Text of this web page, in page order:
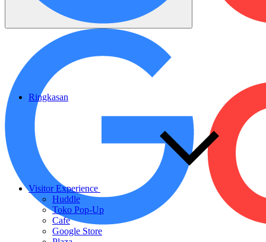
Ringkasan
Visitor Experience
Huddle
Toko Pop-Up
Cafe
Google Store